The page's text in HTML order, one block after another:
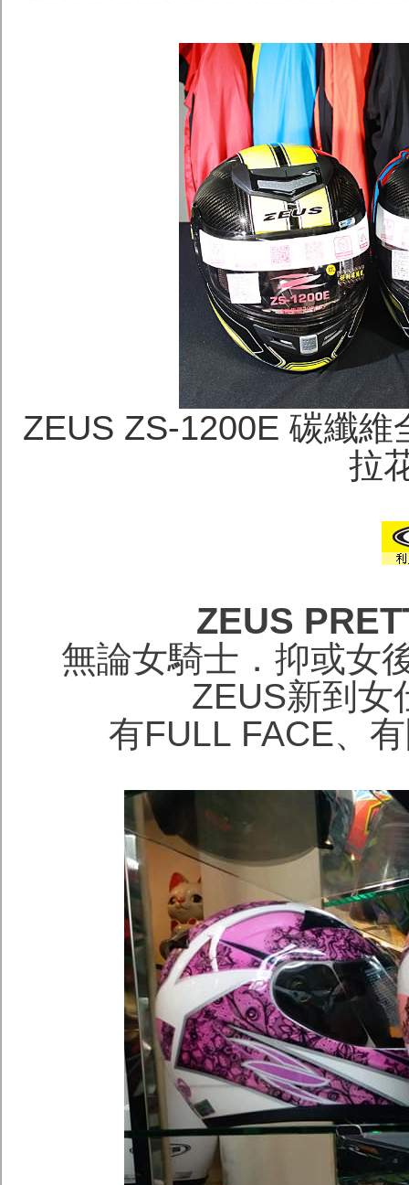
ZEUS ZS-1200E 碳纖
拉
ZEUS
無論女騎士．抑或女
ZEUS新到女
有FULL FACE、